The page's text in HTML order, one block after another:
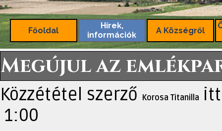
Főoldal
Hírek,
információk
A Községről
Megújul az
Közzététel szerző Korosa Titanilla
1:00